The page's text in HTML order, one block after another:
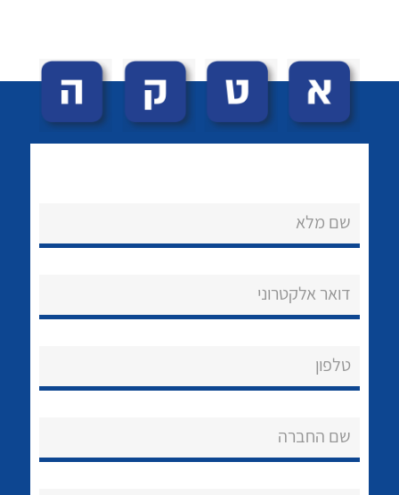
נקודות מכירה
שאלות ותשובות
שם מלא
דואר אלקטרוני
טלפון
שם החברה